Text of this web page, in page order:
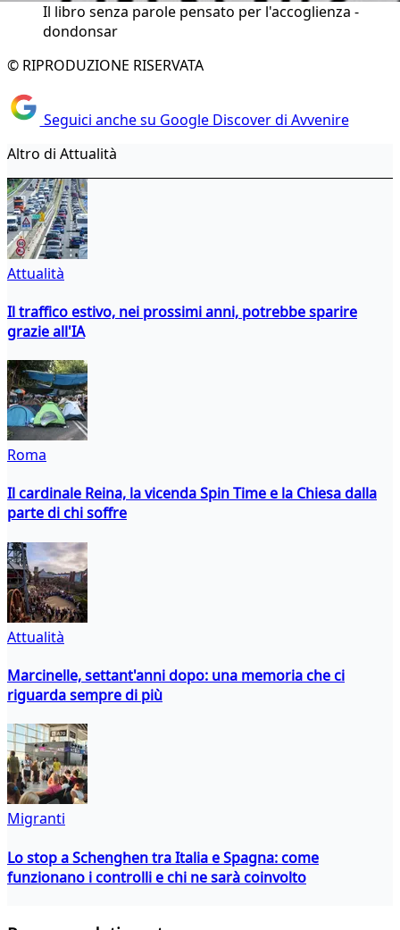
Il libro senza parole pensato per l'accoglienza -
dondonsar
© RIPRODUZIONE RISERVATA
Seguici anche su Google Discover di Avvenire
Altro di Attualità
Attualità
Il traffico estivo, nei prossimi anni, potrebbe sparire
grazie all'IA
Roma
Il cardinale Reina, la vicenda Spin Time e la Chiesa dalla
parte di chi soffre
Attualità
Marcinelle, settant'anni dopo: una memoria che ci
riguarda sempre di più
Migranti
Lo stop a Schenghen tra Italia e Spagna: come
funzionano i controlli e chi ne sarà coinvolto